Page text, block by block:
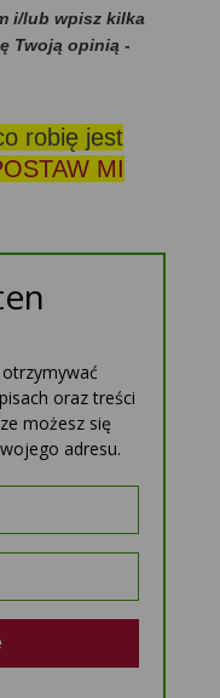
i/lub wpisz kilka
Twoją opinią -
robię jest
MI
oraz treści
możesz się
adresu.